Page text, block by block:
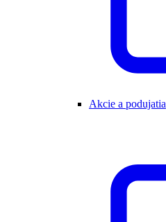
Akcie a podujatia